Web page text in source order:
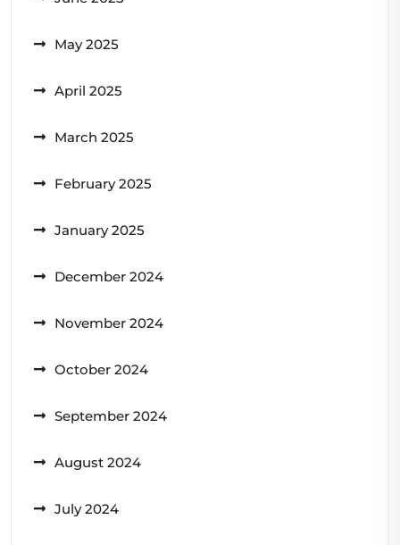
May 2025
April 2025
March 2025
February 2025
January 2025
December 2024
November 2024
October 2024
September 2024
August 2024
July 2024